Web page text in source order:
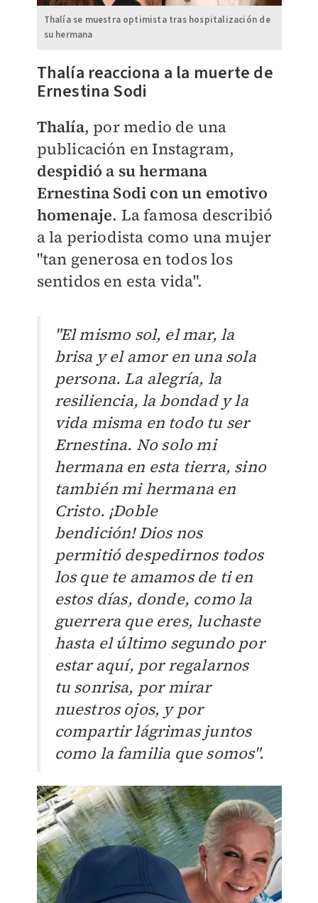
Thalía se muestra optimista tras hospitalización de
su hermana
​Thalía reacciona a la muerte de
Ernestina Sodi
Thalía, por medio de una
publicación en Instagram,
despidió a su hermana
Ernestina Sodi con un emotivo
homenaje. La famosa describió
a la periodista como una mujer
"tan generosa en todos los
sentidos en esta vida".
"El mismo sol, el mar, la
brisa y el amor en una sola
persona. La alegría, la
resiliencia, la bondad y la
vida misma en todo tu ser
Ernestina. No solo mi
hermana en esta tierra, sino
también mi hermana en
Cristo. ¡Doble
bendición!Dios nos
permitió despedirnos todos
los que te amamos de ti en
estos días, donde, como la
guerrera que eres, luchaste
hasta el último segundo por
estar aquí, por regalarnos
tu sonrisa, por mirar
nuestros ojos, y por
compartir lágrimas juntos
como la familia que somos".